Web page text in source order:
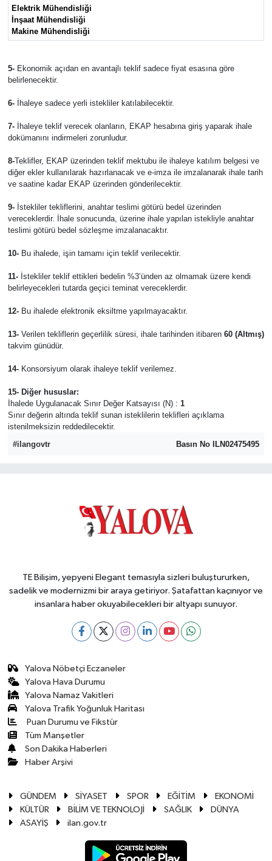
Elektrik Mühendisliği
nşaat Mühendisliği
Makine Mühendisliği
5-Ekonomik açıdan en avantajlı teklif sadece fiyat esasına göre
belirlenecektir.
6-İhaleye sadece yerli istekliler katılabilecektir.
7-İhaleye teklif verecek olanların, EKAP hesabına giriş yaparak ihale
dokümanını indirmeleri zorunludur.
8-Teklifler, EKAP üzerinden teklif mektubu ile ihaleye katılım belgesi ve
diğer ekler kullanılarak hazırlanacak ve e-imza ile imzalanarak ihale tarih
ve saatine kadar EKAP üzerinden gönderilecektir.
9-İstekliler tekliflerini, anahtar teslimi götürü bedel üzerinden
vereceklerdir. İhale sonucunda, üzerine ihale yapılan istekliyle anahtar
teslimi götürü bedel sözleşme imzalanacaktır.
10-Bu ihalede, işin tamamı için teklif verilecektir.
11-İstekliler teklif ettikleri bedelin %3’ünden az olmamak üzere kendi
belirleyecekleri tutarda geçici teminat vereceklerdir.
12-Bu ihalede elektronik eksiltme yapılmayacaktır.
13-Verilen tekliflerin geçerlilik süresi, ihale tarihinden itibaren 60 (Altmış)
takvim günüdür.
14-Konsorsiyum olarak ihaleye teklif verilemez.
15- Diğer hususlar:
İhalede Uygulanacak Sınır Değer Katsayısı (N) : 1
Sınır değerin altında teklif sunan isteklilerin teklifleri açıklama
istenilmeksizin reddedilecektir.
#ilangovtr
Basın No ILN02475495
TE Bilişim, yepyeni Elegant temasıyla sizleri buluştururken,
sadelik ve modernizmi bir araya getiriyor. Şatafattan kaçınıyor ve
insanlara haber okuyabilecekleri bir altyapı sunuyor.
Yalova Nöbetçi Eczaneler
Yalova Hava Durumu
Yalova Namaz Vakitleri
Yalova Trafik Yoğunluk Haritası
Puan Durumu ve Fikstür
Tüm Manşetler
Son Dakika Haberleri
Haber Arşivi
GÜNDEM SİYASET SPOR EĞİTİM
EKONOMİ
KÜLTÜR
BİLİM VE TEKNOLOJİ SAĞLIK
DÜNYA
ASAYİŞ
ilan.gov.tr